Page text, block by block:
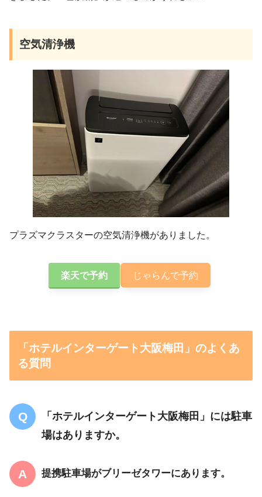
空気清浄機
プラズマクラスターの空気清浄機がありました。
楽天で予約 じゃらんで予約
「ホテルインターゲート大阪梅田」のよくあ
る質問
「ホテルインターゲート大阪梅田」には駐車
場はありますか。
提携駐車場がブリーゼタワーにあります。